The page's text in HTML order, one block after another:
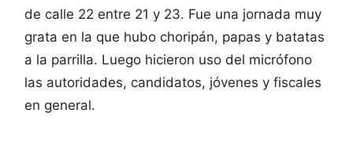
de calle 22 entre 21 y 23. Fue una jornada muy
grata en la que hubo choripán, papas y batatas
a la parrilla. Luego hicieron uso del micrófono
las autoridades, candidatos, jóvenes y fiscales
en general.